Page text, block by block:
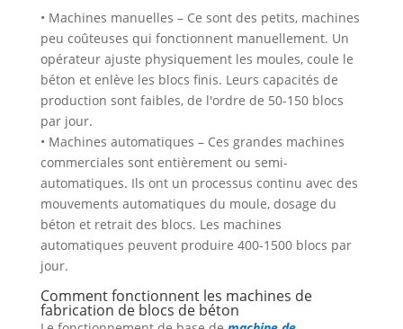
• Machines manuelles – Ce sont des petits, machines
peu coûteuses qui fonctionnent manuellement. Un
opérateur ajuste physiquement les moules, coule le
béton et enlève les blocs finis. Leurs capacités de
production sont faibles, de l'ordre de 50-150 blocs
par jour.
• Machines automatiques – Ces grandes machines
commerciales sont entièrement ou semi-
automatiques. Ils ont un processus continu avec des
mouvements automatiques du moule, dosage du
béton et retrait des blocs. Les machines
automatiques peuvent produire 400-1500 blocs par
jour.
Comment fonctionnent les machines de
fabrication de blocs de béton